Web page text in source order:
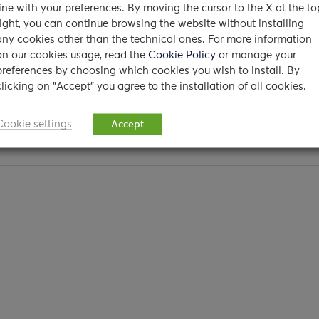
parte della Commissione di arbitrato per l’ex
è stato garante per l’editoria e la radiodiffusione. Socio
accademie e società scientifiche, è stato presidente
Italiana –
Treccani (1998 – 2009) e del
Comitato
per la Bioetica(2006 – 2015).
line with your preferences. By moving the cursor to the X at the
you can continue browsing the website without installing
cookies other than the technical ones. For more information
our cookies usage, read the Cookie Policy or manage your
by choosing which cookies you wish to install. By
on "Accept" you agree to the installation of all cookies.
settings Accept